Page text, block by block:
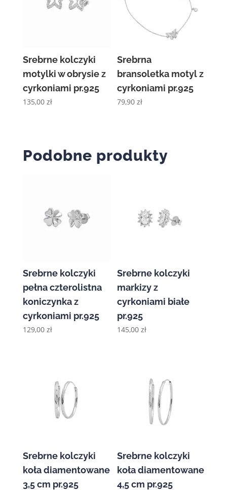
Srebrne kolczyki
motylki w obrysie z
cyrkoniami pr.925
135,00 zł
Srebrna
bransoletka motyl z
cyrkoniami pr.925
79,90zł
Podobne produkty
Srebrne kolczyki
pełna czterolistna
koniczynka z
cyrkoniami pr.925
129,00 zł
Srebrne kolczyki
markizy z
cyrkoniami białe
pr.925
145,00zł
Srebrne kolczyki
koła diamentowane
3,5 cm pr.925
Srebrne kolczyki
koła diamentowane
4,5 cm pr.925